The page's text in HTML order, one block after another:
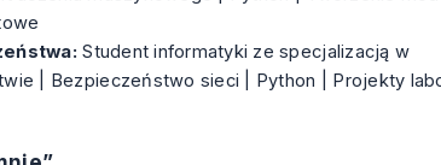
Student informatyki ze specjalizacją w
| Bezpieczeństwo sieci | Python | Projekty